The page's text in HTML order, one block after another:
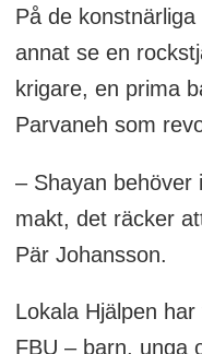
På de
annat se en
krigare, en prima
Parvaneh som
– Shayan behöver
makt, det räcker
Pär Johansson.
Lokala Hjälpen
FBU – barn, unga